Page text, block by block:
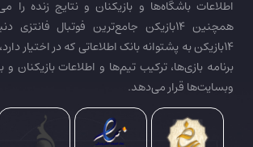
اطلاعات باشگاه‌ها و بازیکنان و نتایج زنده را
همچنین 14بازیکن جامع‌ترین فوتبال
14بازیکن به پشتوانه بانک اطلاعاتی که در اختیار
برنامه بازی‌ها، ترکیب تیم‌ها و اطلاعات بازیکنان و
وبسایت‌ها قرار می‌دهد.